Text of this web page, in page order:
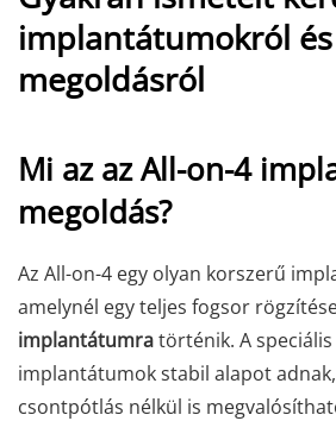
implantátumokról
megoldásról
Mi az az All-on-4
megoldás?
Az All-on-4 egy olyan korszerű
amelynél egy teljes fogsor
implantátumratörténik. A
implantátumok stabil alapot
csontpótlás nélkül is